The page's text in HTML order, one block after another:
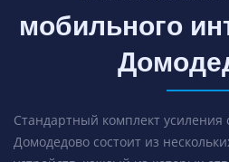
мобильного
Стандартный комплект усиления
Домодедово состоит из